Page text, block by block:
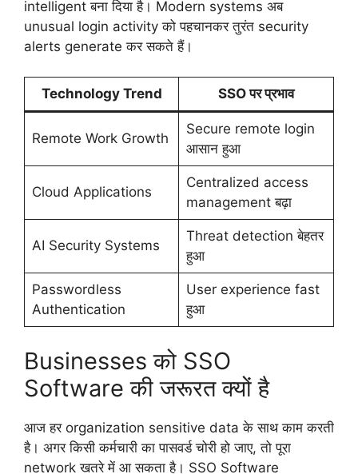
intelligent बना दिया है। Modern systems अब
unusual login activity को पहचानकर तुरंत security
alerts generate कर सकते हैं।
Technology Trend SSO पर प्रभाव
Remote Work Growth
Secure remote login
आसान हुआ
Cloud Applications
Centralized access
management बढ़ा
AI Security Systems
Threat detection बेहतर
हुआ
Passwordless
Authentication
User experience fast
हुआ
Businesses को SSO
Software की जरूरत क्यों है
आज हर organization sensitive data के साथ काम करती
है। अगर किसी कर्मचारी का पासवर्ड चोरी हो जाए, तो पूरा
network खतरे में आ सकता है। SSO Software